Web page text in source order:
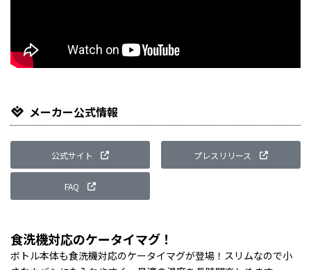
メーカー公式情報
公式サイト プレスリリース
FAQ
食洗機対応のケータイマグ！
ボトル本体も食洗機対応のケータイマグが登場！スリムなので小